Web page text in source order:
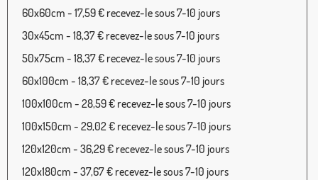
60x60cm - 17,59 € recevez-le sous 7-10 jours
30x45cm - 18,37 € recevez-le sous 7-10 jours
50x75cm - 18,37 € recevez-le sous 7-10 jours
60x100cm - 18,37 € recevez-le sous 7-10 jours
100x100cm - 28,59 € recevez-le sous 7-10 jours
100x150cm - 29,02 € recevez-le sous 7-10 jours
120x120cm - 36,29 € recevez-le sous 7-10 jours
120x180cm - 37,67 € recevez-le sous 7-10 jours